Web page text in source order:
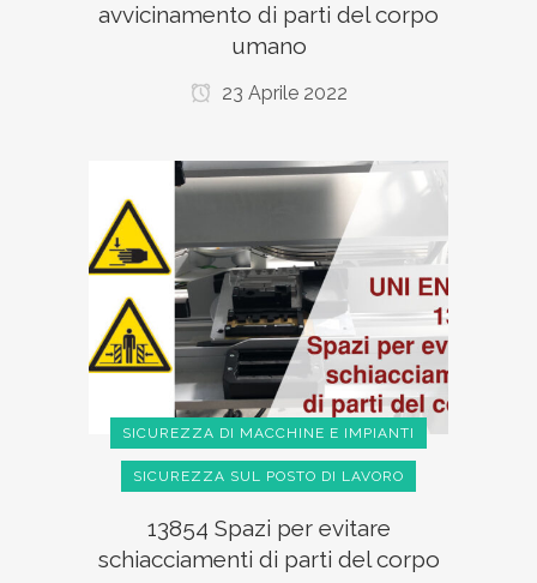
avvicinamento di parti del corpo
umano
23 Aprile 2022
SICUREZZA DI MACCHINE E IMPIANTI
SICUREZZA SUL POSTO DI LAVORO
13854 Spazi per evitare
schiacciamenti di parti del corpo